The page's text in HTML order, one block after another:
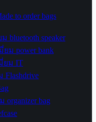
to order bags
bluetooth speaker
ม power bank
ยม IT
organizer bag